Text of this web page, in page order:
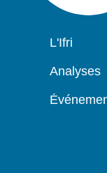
Navigation
L'Ifri
Analyses